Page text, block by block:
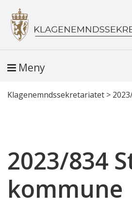
Meny
Klagenemndssekretariatet >
2023/834
kommune